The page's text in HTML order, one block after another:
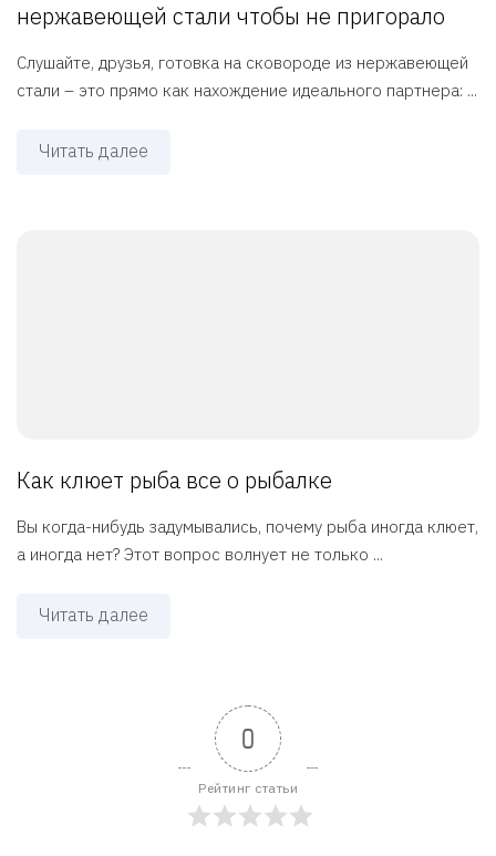
нержавеющей стали чтобы не пригорало
Слушайте, друзья, готовка на сковороде из нержавеющей
стали – это прямо как нахождение идеального партнера: ...
Читать далее
Как клюет рыба все о рыбалке
Вы когда-нибудь задумывались, почему рыба иногда клюет,
а иногда нет? Этот вопрос волнует не только ...
Читать далее
0
Рейтинг статьи